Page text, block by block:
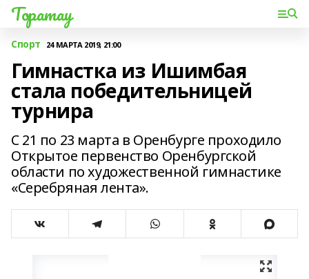
Торатау
Спорт 24 МАРТА 2019, 21:00
Гимнастка из Ишимбая
стала победительницей
турнира
С 21 по 23 марта в Оренбурге проходило
Открытое первенство Оренбургской
области по художественной гимнастике
«Серебряная лента».